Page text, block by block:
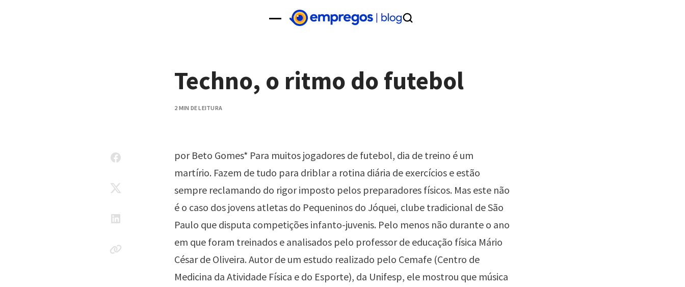
Techno, o ritmo do futebol
2 MIN DE LEITURA
por Beto Gomes* Para muitos jogadores de futebol, dia de treino é um
martírio. Fazem de tudo para driblar a rotina diária de exercícios e estão
sempre reclamando do rigor imposto pelos preparadores físicos. Mas este não
é o caso dos jovens atletas do Pequeninos do Jóquei, clube tradicional de São
Paulo que disputa competições infanto-juvenis. Pelo menos não durante o ano
em que foram treinados e analisados pelo professor de educação física Mário
César de Oliveira. Autor de um estudo realizado pelo Cemafe (Centro de
Medicina da Atividade Física e do Esporte), da Unifesp, ele mostrou que música